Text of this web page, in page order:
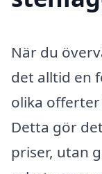
När du
det alltid en
olika
Detta gör
priser, utan